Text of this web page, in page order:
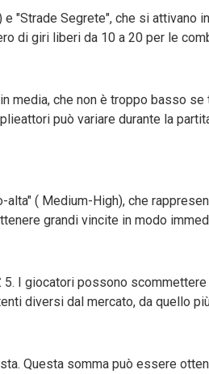
e "Strade Segrete", che si
di giri liberi da 10 a 20 per le
in media, che non è troppo basso
può variare durante la
( Medium-High), che
grandi vincite in modo
I giocatori possono
diversi dal mercato, da quello
Questa somma può essere